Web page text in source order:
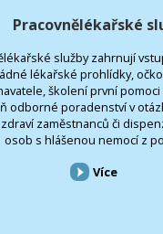
Pracovnělékařské
služby zahrnují
lékařské prohlídky,
školení první
odborné poradenství v
zaměstnanců či
osob s hlášenou nemocí z
Více